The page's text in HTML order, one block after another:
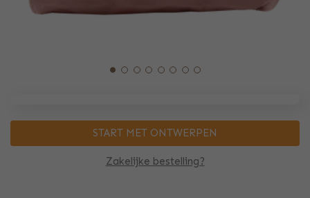
Zakelijke bestelling?
START MET ONTWERPEN